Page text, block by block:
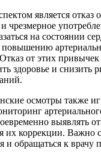
является отказ
чрезмерное
на состоянии
от этих
здоровье и снизить
осмотры также
выявлять
их коррекции. Важно
и обращаться к врачу